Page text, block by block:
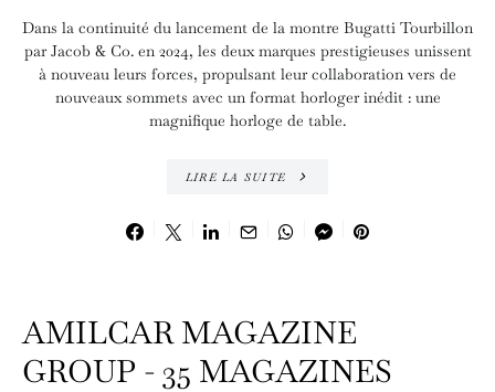
Dans la continuité du lancement de la montre Bugatti Tourbillon
par Jacob & Co. en 2024, les deux marques prestigieuses unissent
à nouveau leurs forces, propulsant leur collaboration vers de
nouveaux sommets avec un format horloger inédit : une
magnifique horloge de table.
LIRE LA SUITE
AMILCAR MAGAZINE
GROUP - 35 MAGAZINES